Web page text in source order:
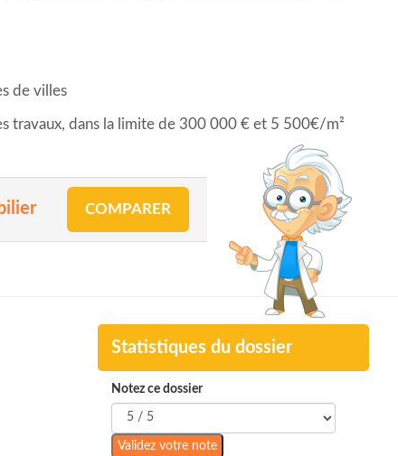
de villes
travaux, dans la limite de 300 000 € et 5 500€/m²
COMPARER
Statistiques du dossier
Notez ce dossier